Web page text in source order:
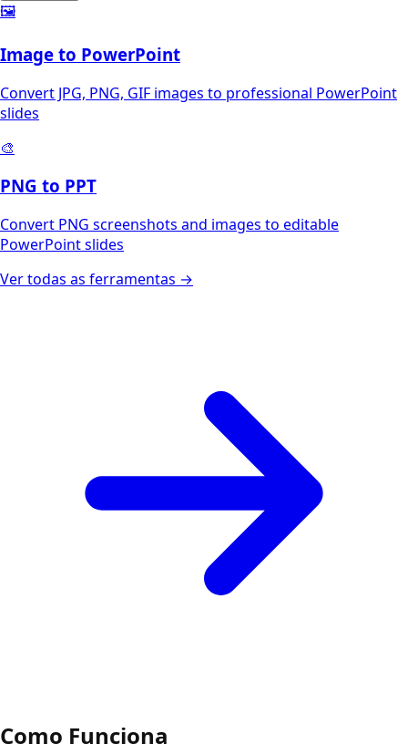
🖼️
Image to PowerPoint
Convert JPG, PNG, GIF images to professional PowerPoint
slides
🎨
PNG to PPT
Convert PNG screenshots and images to editable
PowerPoint slides
Ver todas as ferramentas →
Como Funciona